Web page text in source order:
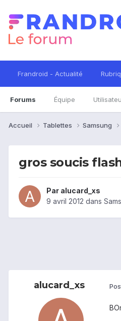
Frandroid - Actualité
Forums Équipe
Accueil Tablettes Samsung
gros soucis
Par alucard_xs
9 avril 2012 dans
alucard_xs